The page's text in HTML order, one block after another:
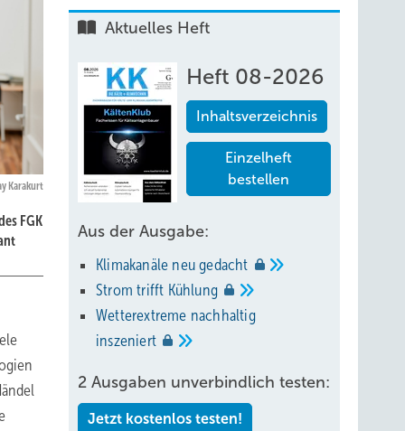
Karakurt
FGK
Aktuelles Heft
Heft 08-2026
Inhaltsverzeichnis
Einzelheft
bestellen
Aus der Ausgabe:
Klimakanäle neugedacht
Strom trifft Kühlung
Wetterextreme nachhaltig
inszeniert
2 Ausgaben unverbindlich testen:
Jetzt kostenlos testen!